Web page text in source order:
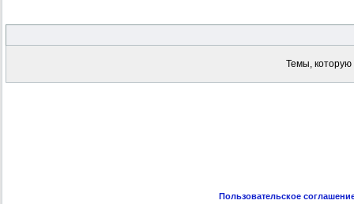
Темы, которую
Пользовательское